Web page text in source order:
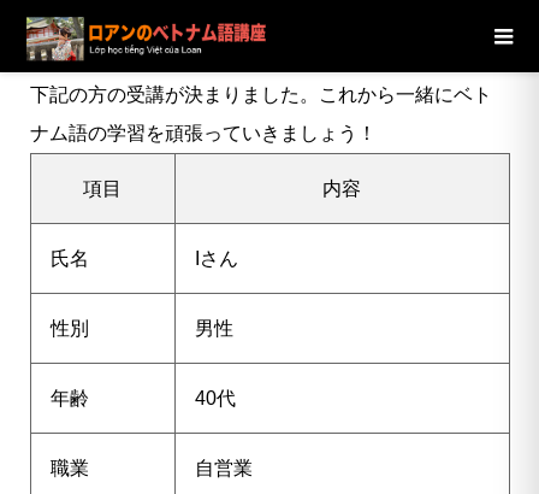
ブログ
ました
下記の方の受講が決まりました。これから一緒にベト
ナム語の学習を頑張っていきましょう！
項目 内容
氏名 Iさん
性別 男性
年齢 40代
職業 自営業